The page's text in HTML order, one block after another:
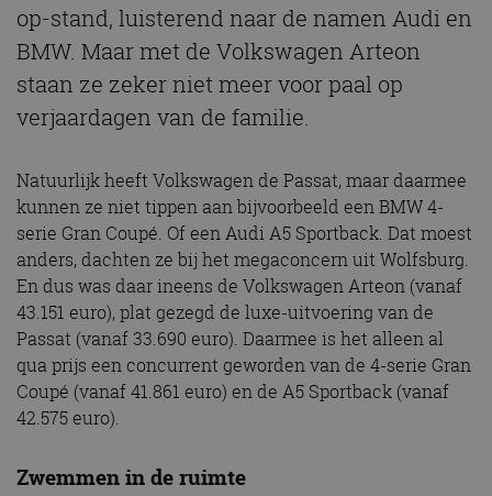
op-stand, luisterend naar de namen Audi en
BMW. Maar met de Volkswagen Arteon
staan ze zeker niet meer voor paal op
verjaardagen van de familie.
Natuurlijk heeft Volkswagen de Passat, maar daarmee
kunnen ze niet tippen aan bijvoorbeeld een BMW 4-
serie Gran Coupé. Of een Audi A5 Sportback. Dat moest
anders, dachten ze bij het megaconcern uit Wolfsburg.
En dus was daar ineens de Volkswagen Arteon (vanaf
43.151 euro), plat gezegd de luxe-uitvoering van de
Passat (vanaf 33.690 euro). Daarmee is het alleen al
qua prijs een concurrent geworden van de 4-serie Gran
Coupé (vanaf 41.861 euro) en de A5 Sportback (vanaf
42.575 euro).
Zwemmen in de ruimte